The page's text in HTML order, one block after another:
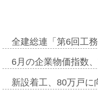
全建総連「第6回工
6月の企業物価指数
新設着工、80万戸